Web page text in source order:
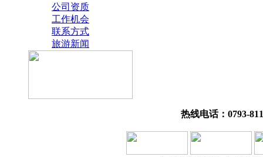
公司资质
工作机会
联系方式
旅游新闻
热线电话：0793-